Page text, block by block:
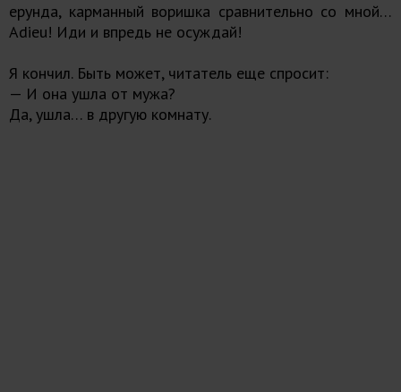
ерунда, карманный воришка сравнительно со мной…
Adieu! Иди и впредь не осуждай!
Я кончил. Быть может, читатель еще спросит:
— И она ушла от мужа?
Да, ушла… в другую комнату.